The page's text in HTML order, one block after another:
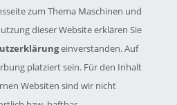
zum Thema Maschinen und
dieser Website erklären Sie
einverstanden. Auf
platziert sein. Für den Inhalt
Websiten sind wir nicht